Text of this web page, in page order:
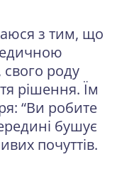
з тим, що
роду
рішення. Їм
“Ви робите
бушує
почуттів.